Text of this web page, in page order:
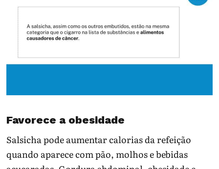
Favorece a obesidade
Salsicha pode aumentar calorias da refeição
quando aparece com pão, molhos e bebidas